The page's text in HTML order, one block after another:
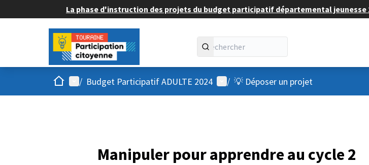
La phase d'instruction des projets du budget participatif départemental jeunesse
AccueilMenu principal
/ Budget Participatif ADULTE 2024 Menu utilisateur
/ 💡 Déposer un projet
Manipuler pour apprendre au cycle 2